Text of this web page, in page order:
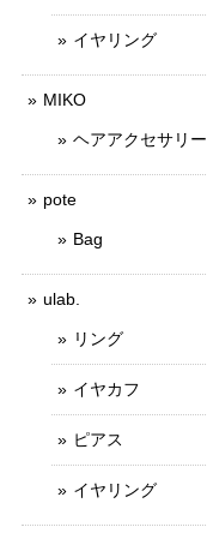
イヤリング
MIKO
ヘアアクセサリー
pote
Bag
ulab.
リング
イヤカフ
ピアス
イヤリング